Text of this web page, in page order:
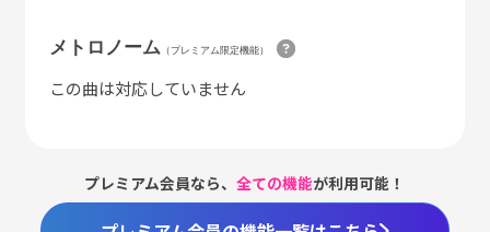
メトロノーム（プレミアム限定機能）
この曲は対応していません
プレミアム会員なら、全ての機能が利用可能！